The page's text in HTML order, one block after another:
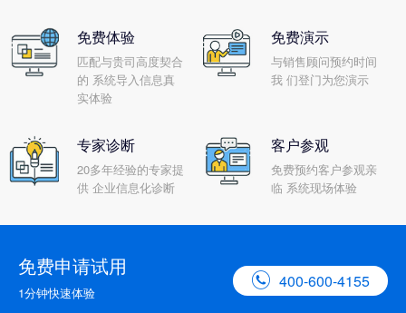
免费体验
匹配与贵司高度契合
的 系统导入信息真
实体验
免费演示
与销售顾问预约时间
我 们登门为您演示
专家诊断
20多年经验的专家提
供 企业信息化诊断
客户参观
免费预约客户参观亲
临 系统现场体验
免费申请试用
1分钟快速体验
 400-600-4155